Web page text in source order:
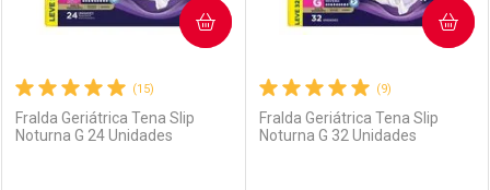
(15)
Fralda Geriátrica Tena Slip
Noturna G 24 Unidades
COMPRAR
(9)
Fralda Geriátrica Tena Slip
Noturna G 32 Unidades
COMPRAR